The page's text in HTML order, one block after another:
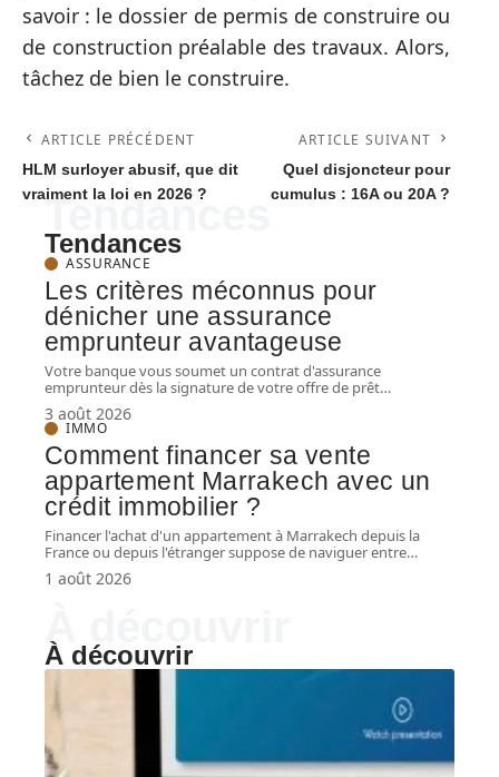
savoir : le dossier de permis de construire ou
de construction préalable des travaux. Alors,
tâchez de bien le construire.
ARTICLE PRÉCÉDENT
HLM surloyer abusif, que dit
vraiment la loi en 2026 ?
ARTICLE SUIVANT
Quel disjoncteur pour
cumulus : 16A ou 20A ?
Tendances
Tendances
ASSURANCE
Les critères méconnus pour
dénicher une assurance
emprunteur avantageuse
Votre banque vous soumet un contrat d'assurance
emprunteur dès la signature de votre offre de prêt…
3 août 2026
IMMO
Comment financer sa vente
appartement Marrakech avec un
crédit immobilier ?
Financer l'achat d'un appartement à Marrakech depuis la
France ou depuis l'étranger suppose de naviguer entre…
1 août 2026
À découvrir